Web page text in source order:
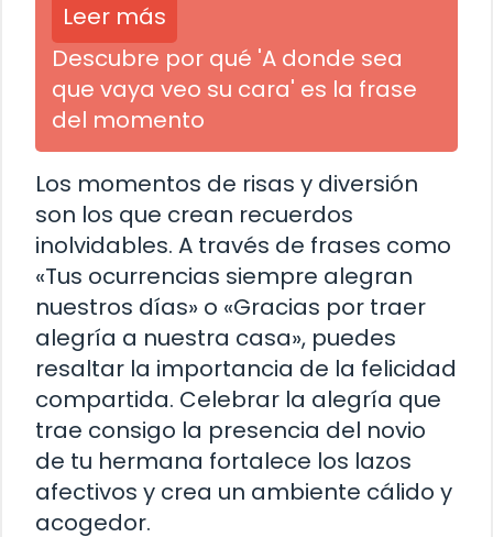
Leer más
Descubre por qué 'A donde sea
que vaya veo su cara' es la frase
del momento
Los momentos de risas y diversión
son los que crean recuerdos
inolvidables. A través de frases como
«Tus ocurrencias siempre alegran
nuestros días» o «Gracias por traer
alegría a nuestra casa», puedes
resaltar la importancia de la felicidad
compartida. Celebrar la alegría que
trae consigo la presencia del novio
de tu hermana fortalece los lazos
afectivos y crea un ambiente cálido y
acogedor.